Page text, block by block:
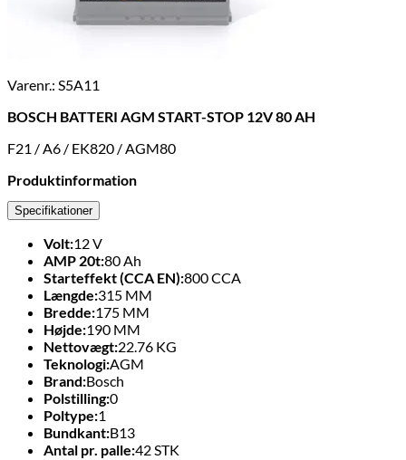
Varenr.: S5A11
BOSCH BATTERI AGM START-STOP 12V 80 AH
F21 / A6 / EK820 / AGM80
Produktinformation
Specifikationer
Volt:12V
AMP 20t:80Ah
Starteffekt (CCA EN):800CCA
Længde:315 MM
Bredde:175 MM
Højde:190 MM
Nettovægt:22.76 KG
Teknologi:AGM
Brand:Bosch
Polstilling:0
Poltype:1
Bundkant:B13
Antal pr. palle:42STK